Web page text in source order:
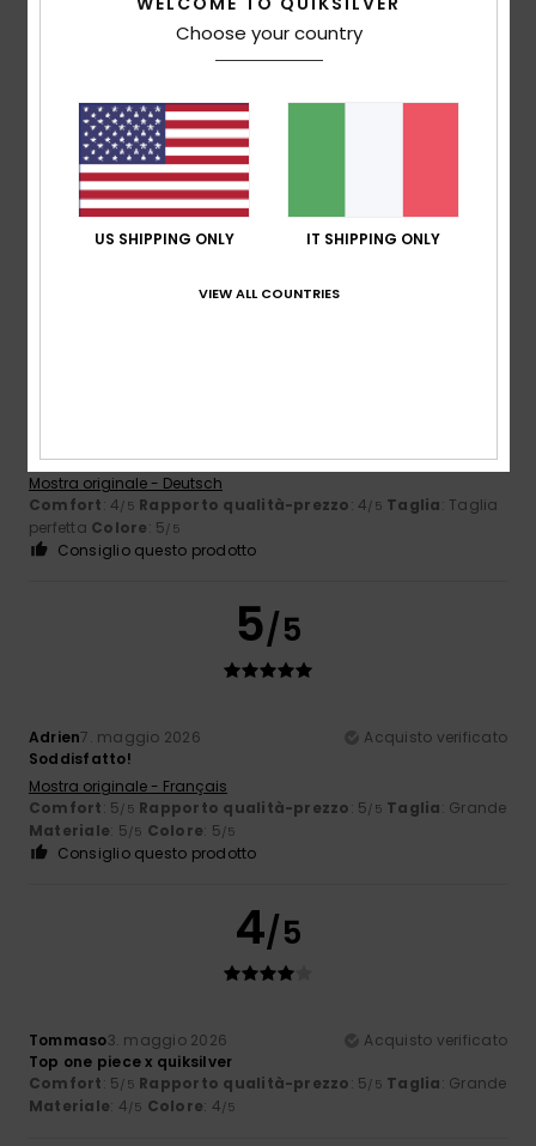
5/5
13. maggio 2026
Colore raro e originale.
Mostra originale - Français
Comfort: 5/5 Rapporto qualità-prezzo
Consiglio questo prodotto
5
Quasi perfetto
Mostra originale - Deutsch
Comfort: 4/5 Rapporto qualità-prezzo: 4/5 Taglia: Taglia
perfetta Colore: 5/5
Consiglio questo prodotto
5/5
Adrien7. maggio 2026
Acquisto verificato
Soddisfatto!
Mostra originale - Français
Comfort: 5/5 Rapporto qualità-prezzo: 5/5 Taglia: Grande
Materiale: 5/5 Colore: 5/5
Consiglio questo prodotto
4/5
Tommaso3. maggio 2026
Acquisto verificato
Top one piece x quiksilver
Comfort: 5/5 Rapporto qualità-prezzo: 5/5 Taglia: Grande
Materiale: 4/5 Colore: 4/5
Choose your country
US SHIPPING ONLY IT SHIPPING ONLY
VIEW ALL COUNTRIES